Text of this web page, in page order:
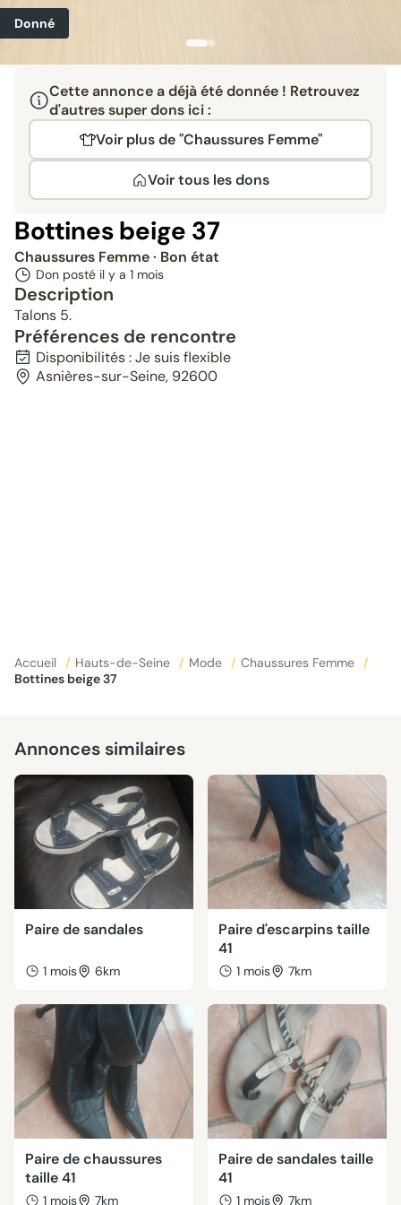
Donné
Cette annonce a déjà été donnée ! Retrouvez
d'autres super dons ici :
Voir plus de "Chaussures Femme"
Voir tous les dons
Bottines beige 37
Chaussures Femme· Bon état
Don posté il y a 1 mois
Description
Talons 5.
Préférences de rencontre
Disponibilités : Je suis flexible
Asnières-sur-Seine, 92600
Accueil / Hauts-de-Seine / Mode / Chaussures Femme
/
Bottines beige 37
Annonces similaires
Paire de sandales
1 mois 6km
Paire d'escarpins taille
41
1 mois 7km
Paire de chaussures
taille 41
1 mois 7km
Paire de sandales taille
41
1 mois 7km